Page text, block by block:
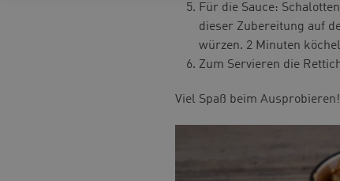
Für die Sauce:
dieser Zubereitung auf
würzen. 2 Minuten
Zum Servieren die
Viel Spaß beim Ausprobieren!